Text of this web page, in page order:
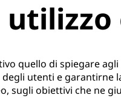
quello di spiegare
utenti e garantirne
sugli obiettivi che ne